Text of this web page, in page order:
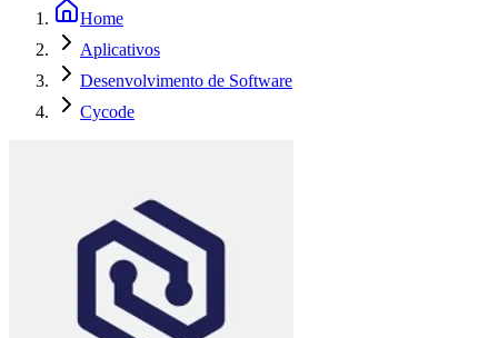
Home
Aplicativos
Desenvolvimento de Software
Cycode